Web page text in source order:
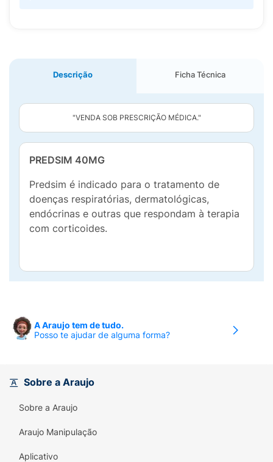
Descrição Ficha Técnica
"VENDA SOB PRESCRIÇÃO MÉDICA."
PREDSIM 40MG
Predsim é indicado para o tratamento de
doenças respiratórias, dermatológicas,
endócrinas e outras que respondam à terapia
com corticoides.
A Araujo tem de tudo.
Posso te ajudar de alguma forma?
Sobre a Araujo
Sobre a Araujo
Araujo Manipulação
Aplicativo